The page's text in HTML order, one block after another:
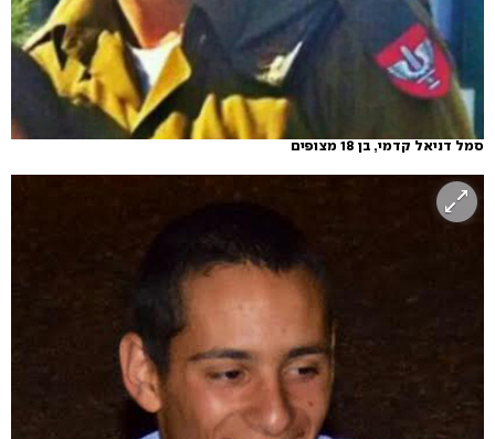
סמל דניאל קדמי, בן 18 מצופים